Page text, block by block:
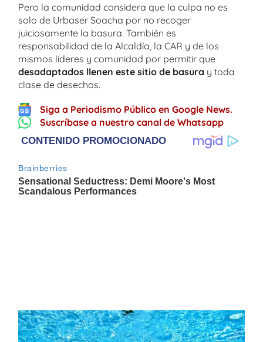
Pero la comunidad considera que la culpa no es
solo de Urbaser Soacha por no recoger
juiciosamente la basura. También es
responsabilidad de la Alcaldía, la CAR y de los
mismos líderes y comunidad por permitir que
desadaptados llenen este sitio de basura y toda
clase de desechos.
Siga a Periodismo Público en Google News.
Suscríbase a nuestro canal de Whatsapp